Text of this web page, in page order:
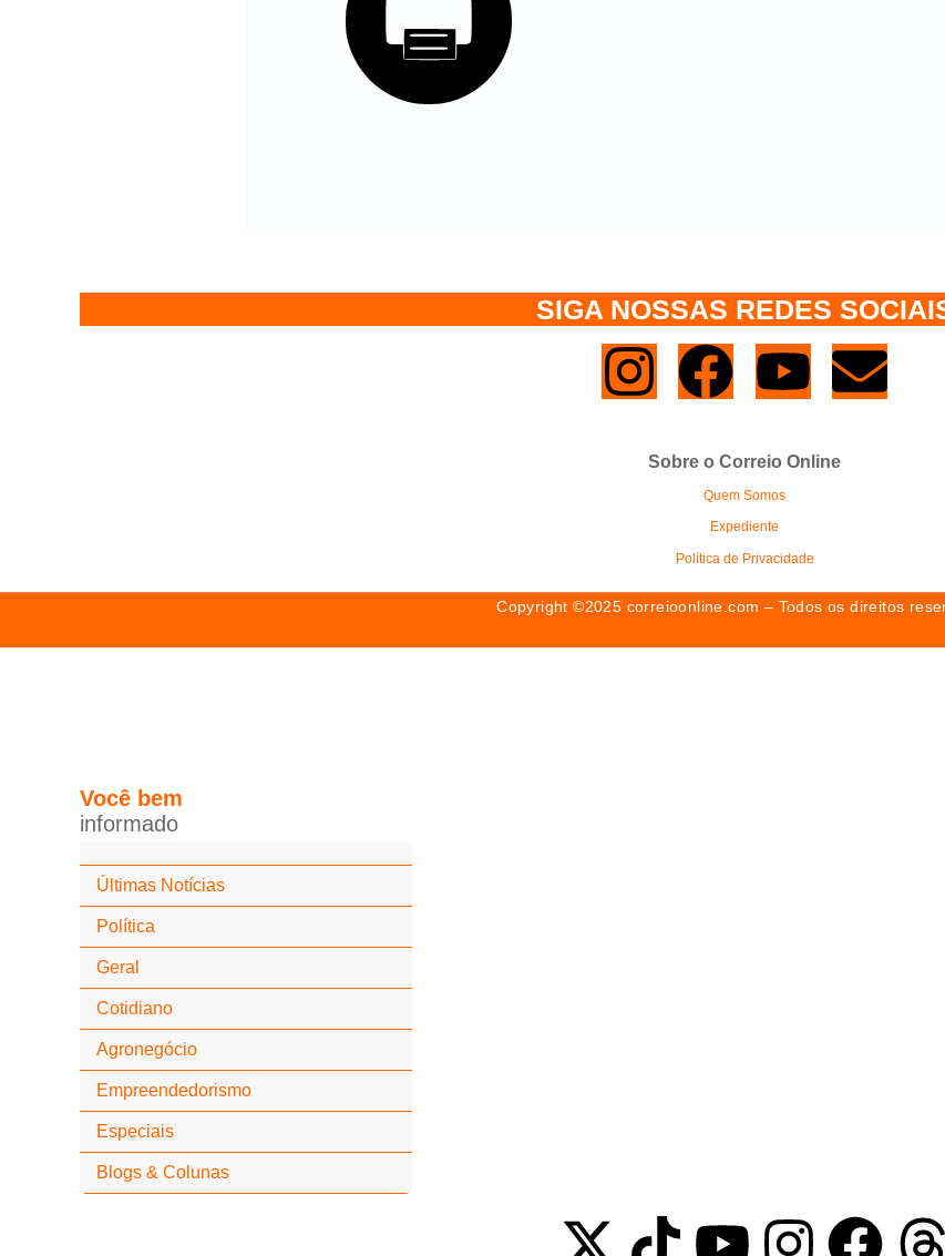
SIGA NOSSAS REDES
Sobre o Correio Online
Quem Somos
Expediente
Política de Privacidade
Copyright ©2025 correioonline.com – Todos os direitos
Você bem
informado
Últimas Notícias
Política
Geral
Cotidiano
Agronegócio
Empreendedorismo
Especiais
Blogs & Colunas